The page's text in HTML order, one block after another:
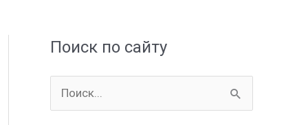
Поиск по сайту
о